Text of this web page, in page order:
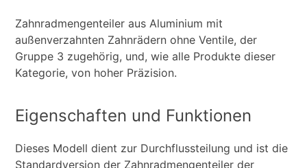
Zahnradmengenteiler aus Aluminium mit
außenverzahnten Zahnrädern ohne Ventile, der
Gruppe 3 zugehörig, und, wie alle Produkte dieser
Kategorie, von hoher Präzision.
Eigenschaften und Funktionen
Dieses Modell dient zur Durchflussteilung und ist die
Standardversion der Zahnradmengenteiler der